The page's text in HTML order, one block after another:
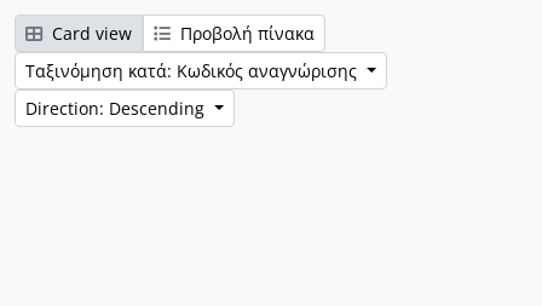
Card view
Προβολή πίνακα
Ταξινόμηση κατά: Κωδικός αναγνώρισης
Direction: Descending